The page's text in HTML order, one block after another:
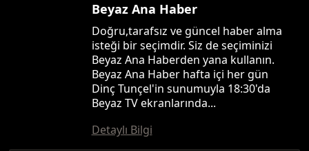
Beyaz Ana Haber
Doğru,tarafsız ve güncel haber alma
isteği bir seçimdir. Siz de seçiminizi
Beyaz Ana Haberden yana kullanın.
Beyaz Ana Haber hafta içi her gün
Dinç Tunçel'in sunumuyla 18:30'da
Beyaz TV ekranlarında...
Detaylı Bilgi